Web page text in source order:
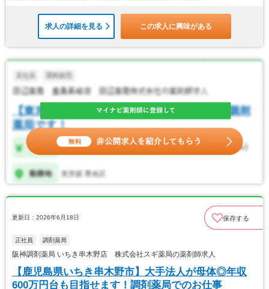
求人の詳細を見る この求人に興味がある
更新日：2026年6月18日 保存する
正社員 調剤薬局
阪神調剤薬局 いちき串木野店 株式会社スギ薬局の薬剤師求人
【鹿児島県いちき串木野市】大手法人が母体◎年収
600万円台も目指せます！調剤薬局でのお仕事